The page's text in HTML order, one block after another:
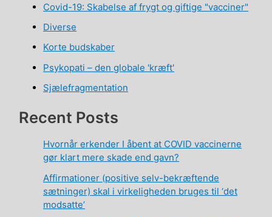
Covid-19: Skabelse af frygt og giftige "vacciner"
Diverse
Korte budskaber
Psykopati – den globale 'kræft'
Sjælefragmentation
Recent Posts
Hvornår erkender I åbent at COVID vaccinerne
gør klart mere skade end gavn?
Affirmationer (positive selv-bekræftende
sætninger) skal i virkeligheden bruges til ‘det
modsatte’